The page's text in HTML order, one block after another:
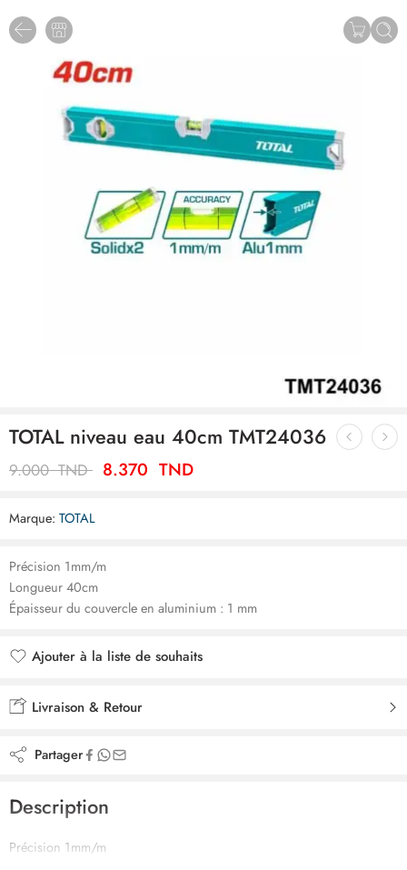
TOTAL niveau eau 40cm TMT24036
9.000TND 8.370 TND
Marque: TOTAL
Précision 1mm/m
Longueur 40cm
Épaisseur du couvercle en aluminium : 1 mm
Ajouter à la liste de souhaits
Livraison & Retour
Partager
Description
Précision 1mm/m